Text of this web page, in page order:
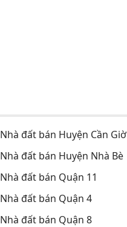
Nhà đất bán Huyện Cần Giờ
Nhà đất bán Huyện Nhà Bè
Nhà đất bán Quận 11
Nhà đất bán Quận 4
Nhà đất bán Quận 8